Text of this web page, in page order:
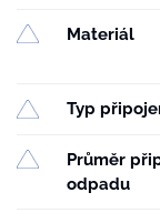
Materiál
Typ
Průměr
odpadu